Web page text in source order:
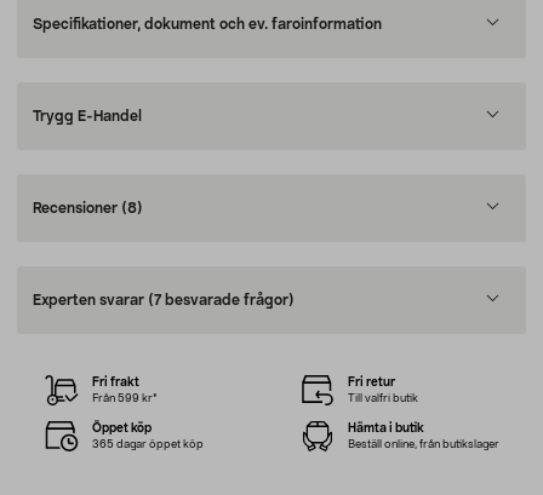
Specifikationer, dokument och ev. faroinformation
Trygg E-Handel
Recensioner (8)
Experten svarar (7 besvarade frågor)
Fri frakt
Från 599 kr*
Fri retur
Till valfri butik
Öppet köp
365 dagar öppet köp
Hämta i butik
Beställ online, från butikslager